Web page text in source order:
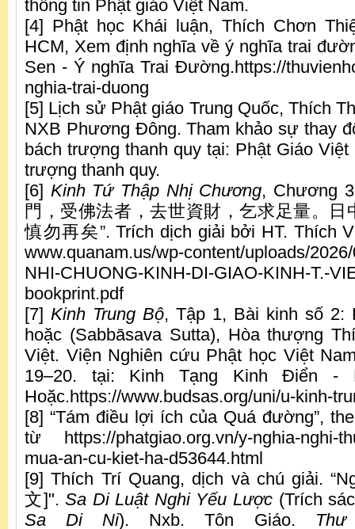
thông tin Phật giáo Việt Nam.
[4] Phật học Khái luận, Thích Chơn
HCM, Xem định nghĩa về ý nghĩa trai
Sen - Ý nghĩa Trai Đường.https://
nghia-trai-duong
[5] Lịch sử Phật giáo Trung Quốc, Thích
NXB Phương Đông. Tham khảo sự thay
bách trượng thanh quy tại: Phật Giáo
trượng thanh quy.
[6] Kinh Tứ Thập Nhị Chương, Chương
門，受佛法者，去世資財，乞求足量。日
慎勿再矣”. Trích dịch giải bởi HT. Thích
www.quanam.us/wp-content/uploads/
NHI-CHUONG-KINH-DI-GIAO-KINH-T.-
bookprint.pdf
[7] Kinh Trung Bộ, Tập 1, Bài kinh số 2:
hoặc (Sabbāsava Sutta), Hòa thượng
Việt. Viện Nghiên cứu Phật học Việt
19–20. tại: Kinh Tạng Kinh Điển -
Hoặc.https://www.budsas.org/uni/u-kinh-
[8] “Tám điều lợi ích của Quá đường”,
từ https://phatgiao.org.vn/y-nghia-nghi-
mua-an-cu-kiet-ha-d53644.html
[9] Thích Trí Quang, dịch và chú giải.
文]".Sa Di Luật Nghi Yếu Lược (Trích
Sa Di Ni). Nxb. Tôn Giáo.